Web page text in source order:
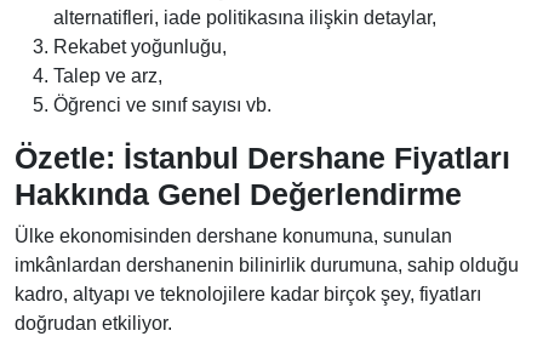
alternatifleri, iade politikasına ilişkin detaylar,
Rekabet yoğunluğu,
Talep ve arz,
Öğrenci ve sınıf sayısı vb.
Özetle: İstanbul Dershane Fiyatları
Hakkında Genel Değerlendirme
Ülke ekonomisinden dershane konumuna, sunulan
imkânlardan dershanenin bilinirlik durumuna, sahip olduğu
kadro, altyapı ve teknolojilere kadar birçok şey, fiyatları
doğrudan etkiliyor.